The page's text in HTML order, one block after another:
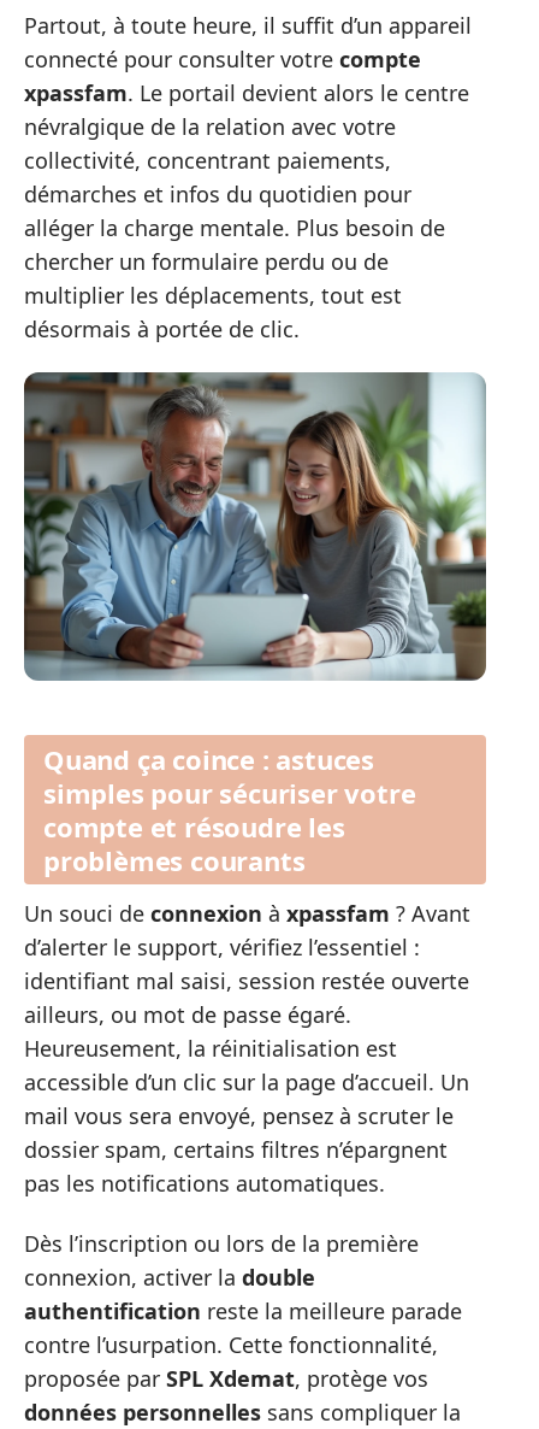
Partout, à toute heure, il suffit d’un appareil
connecté pour consulter votre compte
xpassfam. Le portail devient alors le centre
névralgique de la relation avec votre
collectivité, concentrant paiements,
démarches et infos du quotidien pour
alléger la charge mentale. Plus besoin de
chercher un formulaire perdu ou de
multiplier les déplacements, tout est
désormais à portée de clic.
Quand ça coince : astuces
simples pour sécuriser votre
compte et résoudre les
problèmes courants
Un souci de connexion à xpassfam ? Avant
d’alerter le support, vérifiez l’essentiel :
identifiant mal saisi, session restée ouverte
ailleurs, ou mot de passe égaré.
Heureusement, la réinitialisation est
accessible d’un clic sur la page d’accueil. Un
mail vous sera envoyé, pensez à scruter le
dossier spam, certains filtres n’épargnent
pas les notifications automatiques.
Dès l’inscription ou lors de la première
connexion, activer la double
authentification reste la meilleure parade
contre l’usurpation. Cette fonctionnalité,
proposée par SPL Xdemat, protège vos
données personnelles sans compliquer la